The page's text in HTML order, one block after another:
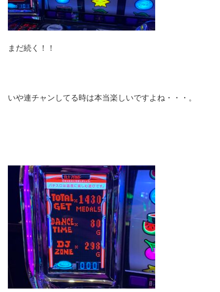
まだ続く！！
いや連チャンしてる時は本当楽しいですよね・・・。